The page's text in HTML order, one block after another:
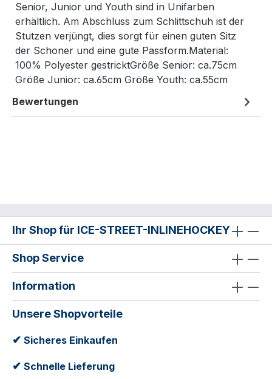
Senior, Junior und Youth sind in Unifarben
erhältlich. Am Abschluss zum Schlittschuh ist der
Stutzen verjüngt, dies sorgt für einen guten Sitz
der Schoner und eine gute Passform.Material:
100% Polyester gestricktGröße Senior: ca.75cm
Größe Junior: ca.65cm Größe Youth: ca.55cm
Bewertungen
Ihr Shop für ICE-STREET-INLINEHOCKEY
Shop Service
Information
Unsere Shopvorteile
✔ Sicheres Einkaufen
✔ Schnelle Lieferung